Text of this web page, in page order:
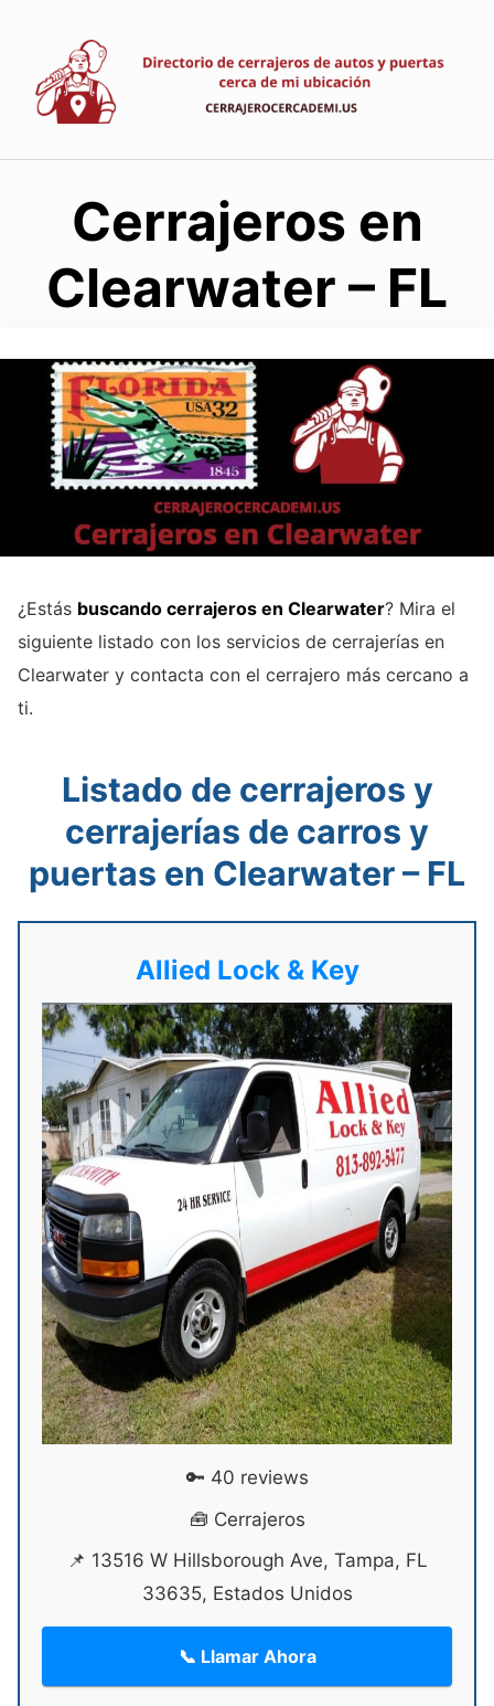
contenido
Cerrajeros en
Clearwater – FL
¿Estás buscando cerrajeros en Clearwater? Mira el
siguiente listado con los servicios de cerrajerías en
Clearwater y contacta con el cerrajero más cercano a
ti.
Listado de cerrajeros y
cerrajerías de carros y
puertas en Clearwater – FL
Allied Lock & Key
🔑 40 reviews
🧰 Cerrajeros
📌 13516 W Hillsborough Ave, Tampa, FL
33635, Estados Unidos
📞 Llamar Ahora